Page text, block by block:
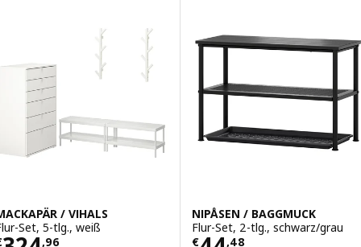
/ VIHALS
Set, 5-tlg., weiß
,96
NIPÅSEN / BAGGMUCK
Flur-Set, 2-tlg., schwarz/grau
€
,48